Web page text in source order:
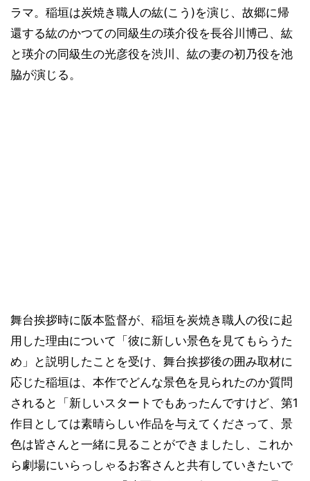
ラマ。稲垣は炭焼き職人の紘(こう)を演じ、故郷に帰
還する紘のかつての同級生の瑛介役を長谷川博己、紘
と瑛介の同級生の光彦役を渋川、紘の妻の初乃役を池
脇が演じる。
舞台挨拶時に阪本監督が、稲垣を炭焼き職人の役に起
用した理由について「彼に新しい景色を見てもらうた
め」と説明したことを受け、舞台挨拶後の囲み取材に
応じた稲垣は、本作でどんな景色を見られたのか質問
されると「新しいスタートでもあったんですけど、第1
作目としては素晴らしい作品を与えてくださって、景
色は皆さんと一緒に見ることができましたし、これか
ら劇場にいらっしゃるお客さんと共有していきたいで